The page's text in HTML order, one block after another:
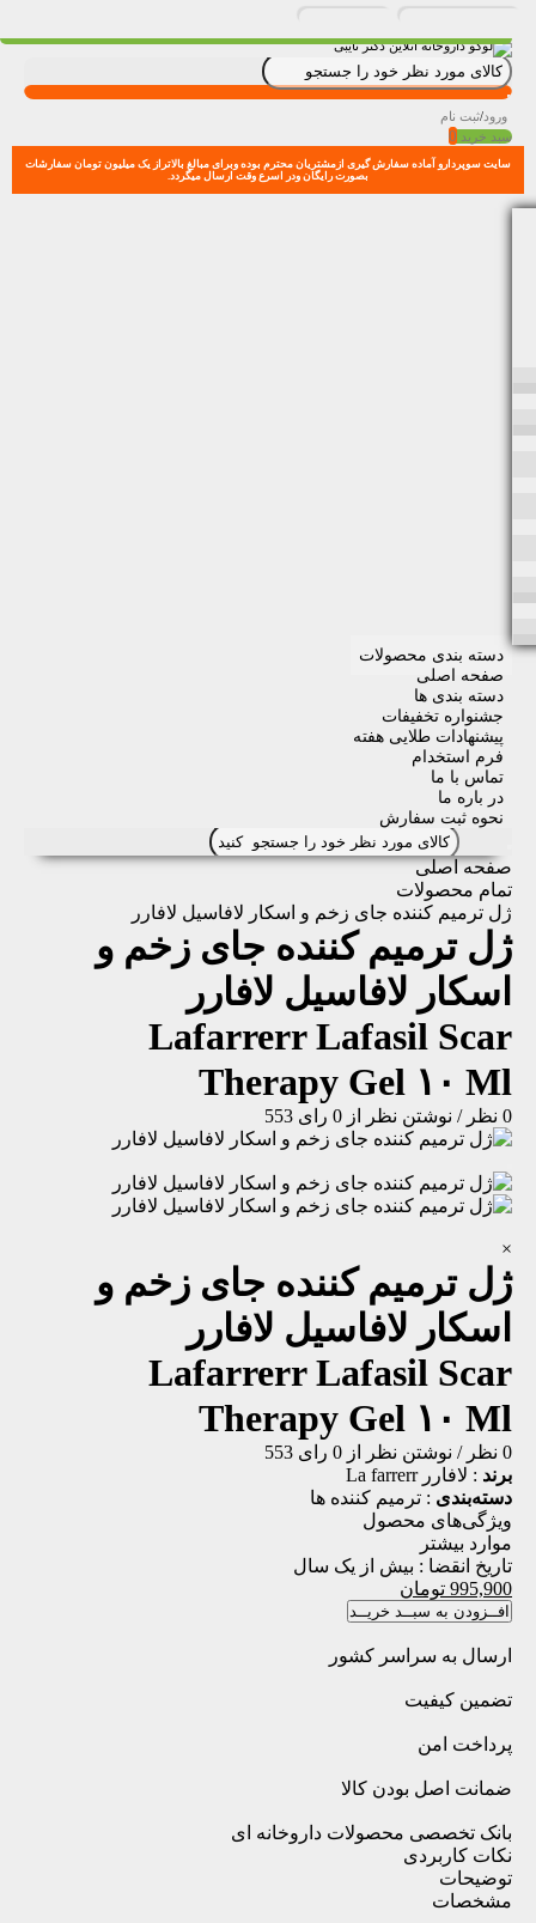
ورود/ثبت نام
سبد خرید 0
سایت سوپردارو آماده سفارش گیری ازمشتریان محترم بوده وبرای مبالغ بالاتراز یک میلیون تومان سفارشات
بصورت رایگان ودر اسرع وقت ارسال میگردد.
دسته بندی محصولات
صفحه اصلی
دسته بندی ها
جشنواره تخفیفات
پیشنهادات طلایی هفته
فرم استخدام
تماس با ما
در باره ما
نحوه ثبت سفارش
صفحه اصلی
تمام محصولات
ژل ترمیم کننده جای زخم و اسکار لافاسیل لافارر
ژل ترمیم کننده جای زخم و
اسکار لافاسیل لافارر
Lafarrerr Lafasil Scar
Therapy Gel ۱۰ Ml
0 نظر / نوشتن نظر از 0 رای 553
×
ژل ترمیم کننده جای زخم و
اسکار لافاسیل لافارر
Lafarrerr Lafasil Scar
Therapy Gel ۱۰ Ml
0 نظر / نوشتن نظر از 0 رای
553
برند : لافارر La farrerr
دسته‌بندی : ترمیم کننده ها
ویژگی‌های محصول
موارد بیشتر
تاریخ انقضا : بیش از یک سال
995,900 تومان
افــزودن به سبــد خریــد
ارسال به سراسر کشور
تضمین کیفیت
پرداخت امن
ضمانت اصل بودن کالا
بانک تخصصی محصولات داروخانه ای
نکات کاربردی
توضیحات
مشخصات